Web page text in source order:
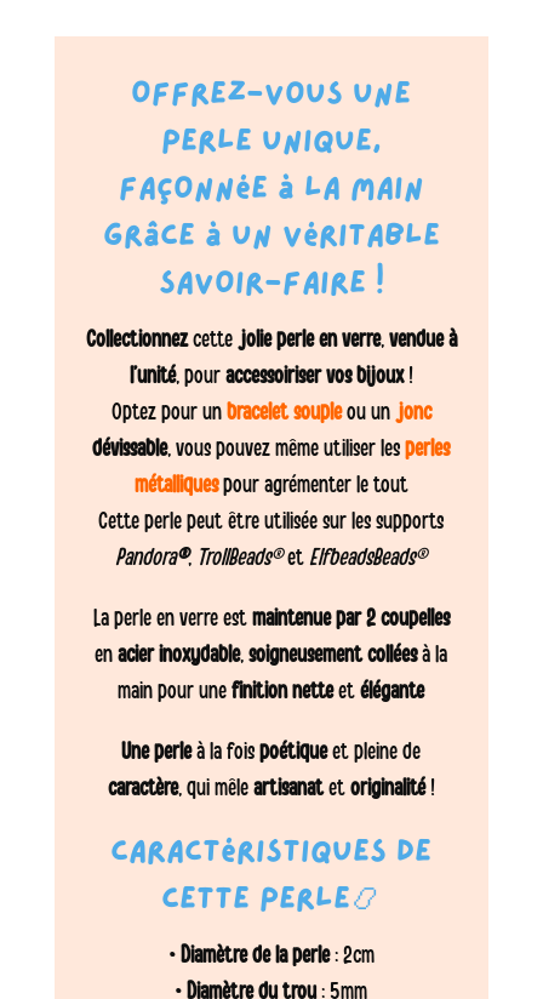
Offrez-vous une
perle unique,
façonnée à la main
grâce à un véritable
savoir-faire !
Collectionnezcette jolie perle en verre, vendue à
l’unité, pour accessoiriser vos bijoux!
Optez pour unbracelet soupleou un jonc
dévissable, vous pouvez même utiliser lesperles
métalliquespour agrémenter le tout
Cette perle peut être utilisée sur les supports
Pandora®, TrollBeads®etElfbeadsBeads®
La perle en verre est maintenue par 2 coupelles
enacier inoxydable,soigneusement colléesà la
main pour unefinition netteetélégante
Une perleà la foispoétiqueet pleine de
caractère, qui mêle artisanatet originalité !
Caractéristiques de
cette perle📿
• Diamètre de la perle: 2cm
•Diamètre du trou: 5mm